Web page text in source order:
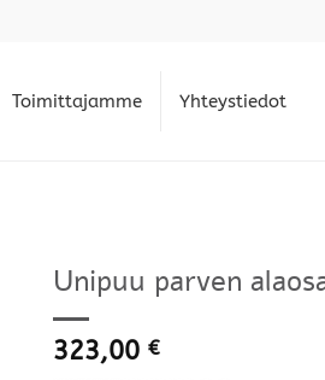
Toimittajamme Yhteystiedot
Unipuu parven
323,00 €